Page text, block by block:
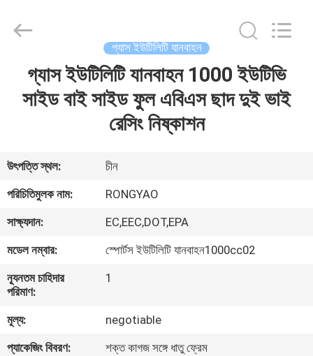
আমাদের
সম্পর্কে
কারখানা
ভ্রমণ
নিয়ন্ত্রণ
Vehicle
Co.,Ltd.
গ্যাস ইউটিলিটি যানবাহন
গ্যাস ইউটিলিটি যানবাহন 1000 ইউটিভি
সাইড বাই সাইড ফুল এবিএস ছাদ দুই ভাই
রেসিং নিষ্কাশন
উৎপত্তি স্থল:
চীন
পরিচিতিমুলক নাম:
RONGYAO
সাক্ষ্যদান:
EC,EEC,DOT,EPA
মডেল নম্বার:
স্পোর্টস ইউটিলিটি যানবাহন1000cc02
ন্যূনতম চাহিদার
পরিমাণ:
1
মূল্য:
negotiable
প্যাকেজিং বিবরণ:
শক্ত কাগজ সঙ্গে ধাতু ফ্রেম